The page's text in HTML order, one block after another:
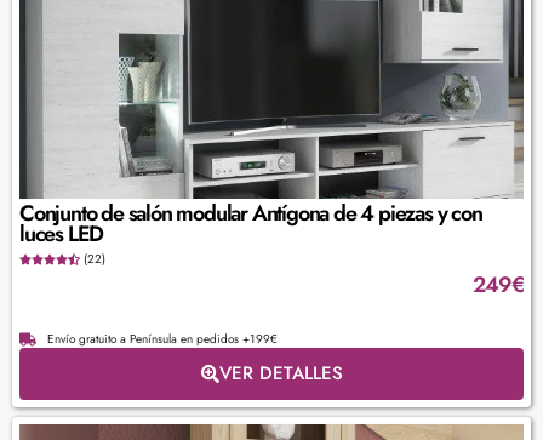
Conjunto de salón modular Antígona de 4 piezas y con
luces LED
(22)
249€
Envío gratuito a Península en pedidos +199€
VER DETALLES